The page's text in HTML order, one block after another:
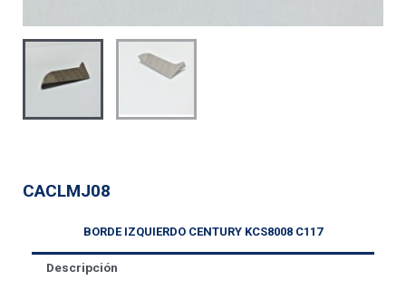
CACLMJ08
BORDE IZQUIERDO CENTURY KCS8008 C117
Descripción